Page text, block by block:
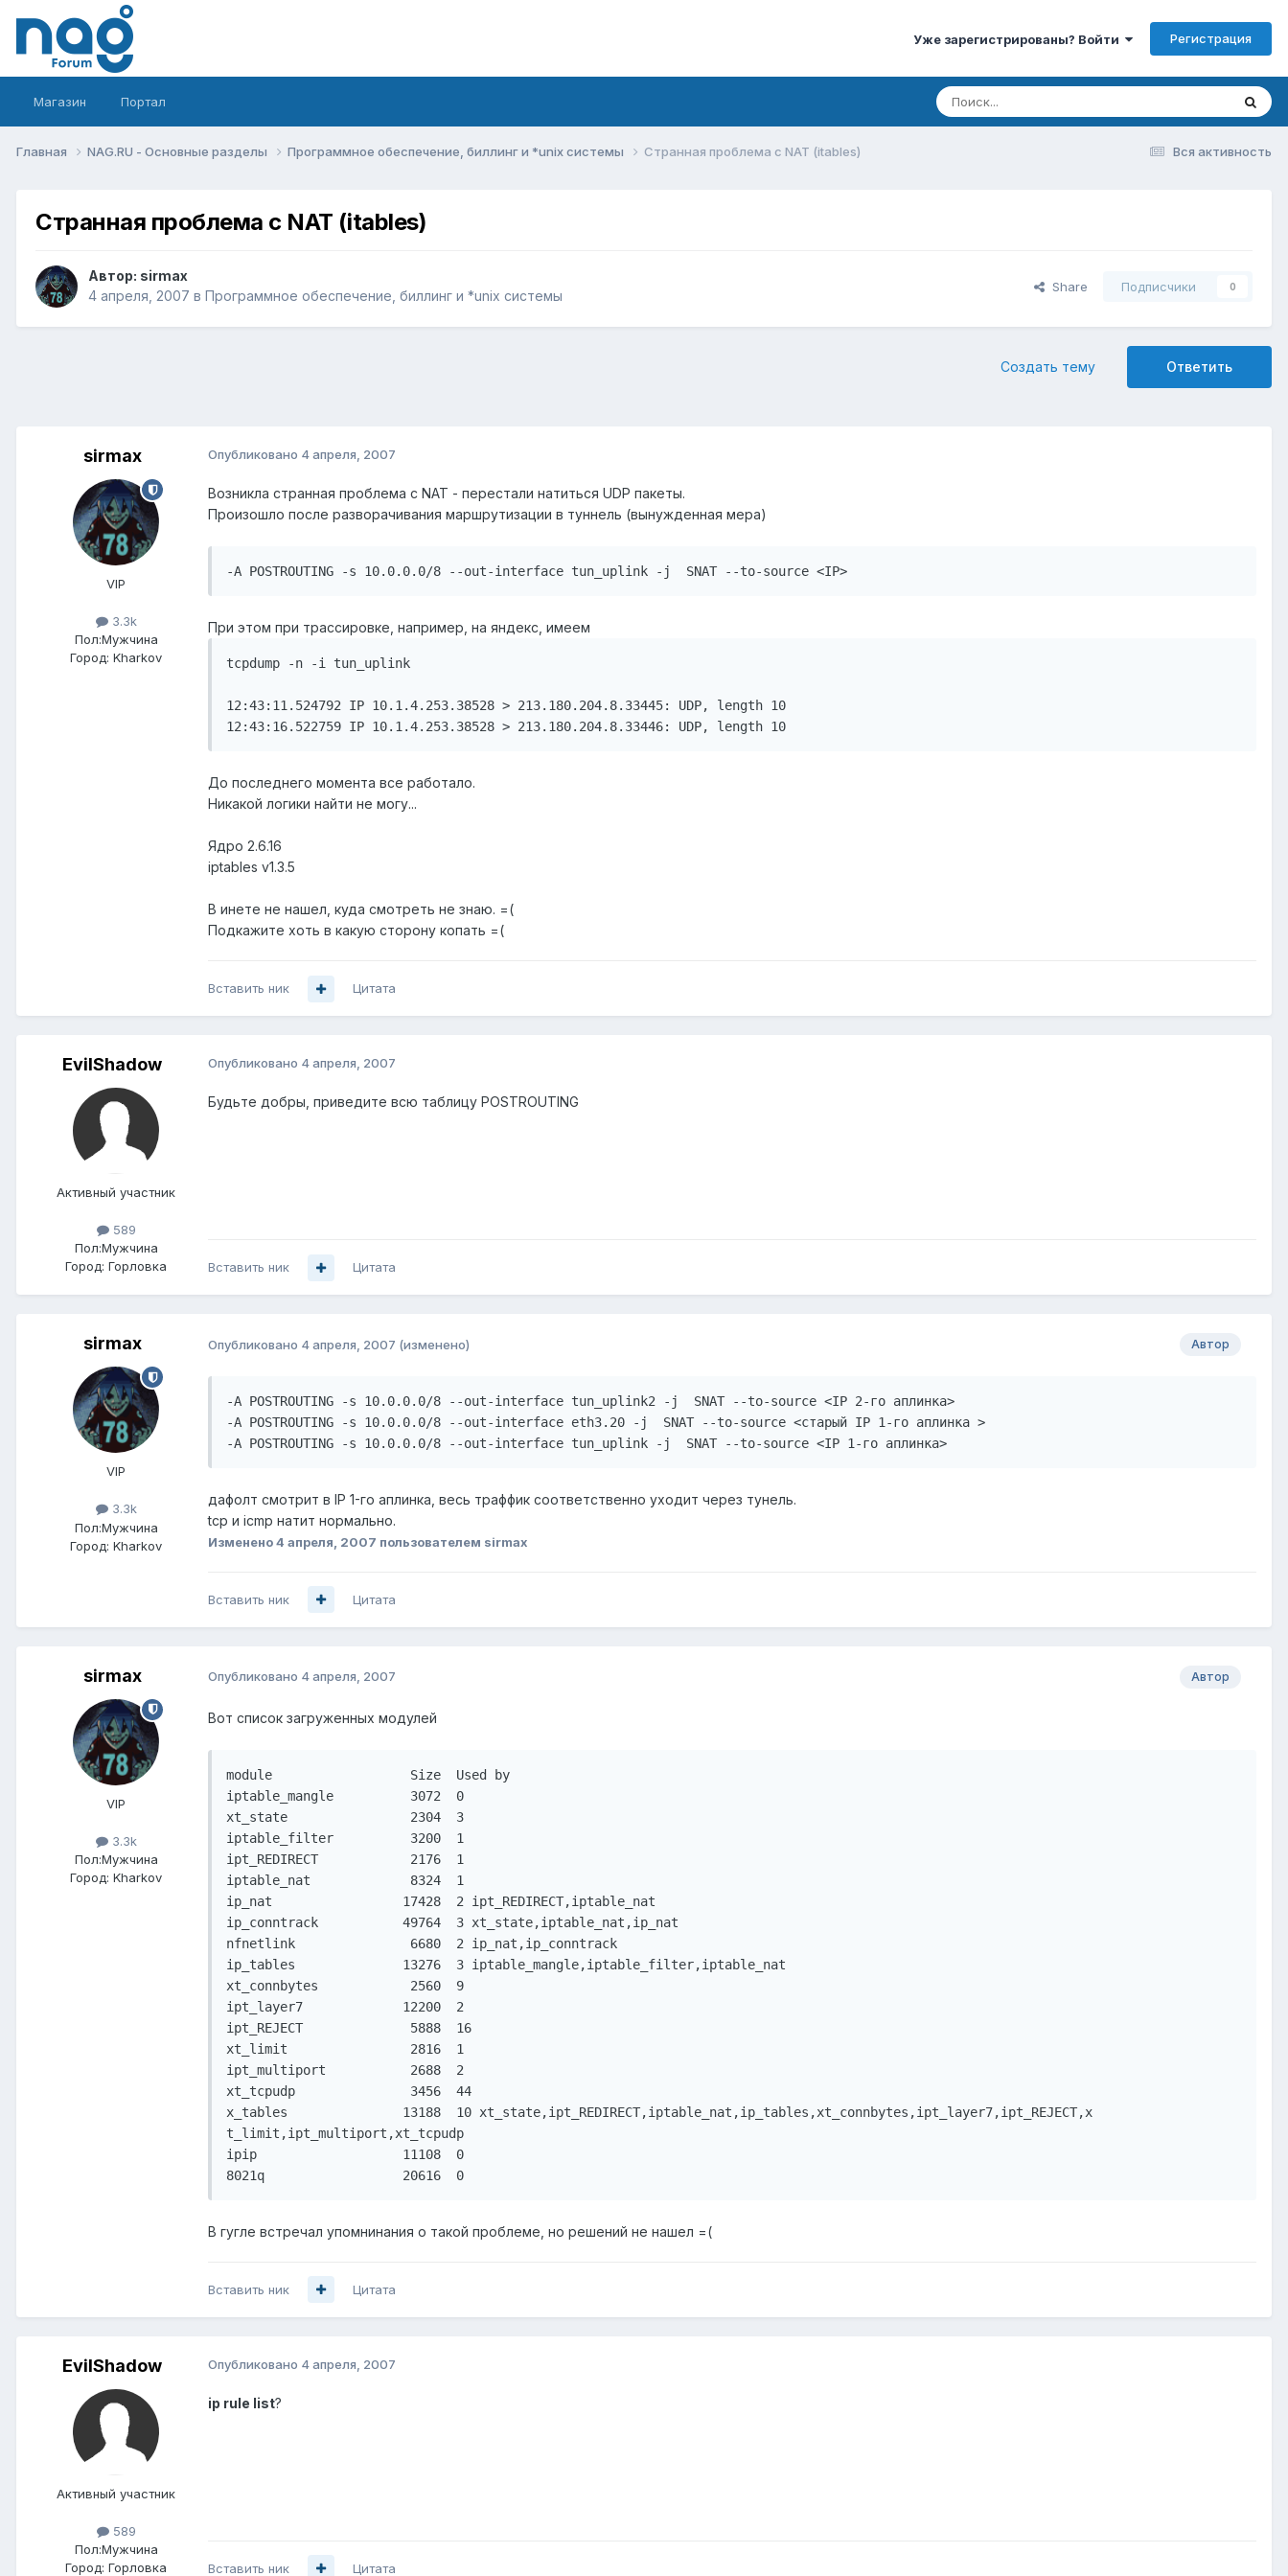
Уже зарегистрированы? Войти Регистрация
Магазин Портал
Вся активность
Главная NAG.RU - Основные разделы Программное обеспечение, биллинг и *unix системы Странная проблема с NAT (itables)
Странная проблема с NAT (itables)
Автор: sirmax
4 апреля, 2007 в Программное обеспечение, биллинг и *unix системы
Share Подписчики 0
Ответить
Создать тему
sirmax
VIP
3.3k
Пол:Мужчина
Город: Kharkov
Опубликовано 4 апреля, 2007
Возникла странная проблема с NAT - перестали натиться UDP пакеты.
Произошло после разворачивания маршрутизации в туннель (вынужденная мера)
-A POSTROUTING -s 10.0.0.0/8 --out-interface tun_uplink -j  SNAT --to-source <IP>
При этом при трассировке, например, на яндекс, имеем
tcpdump -n -i tun_uplink
12:43:11.524792 IP 10.1.4.253.38528 > 213.180.204.8.33445: UDP, length 10
12:43:16.522759 IP 10.1.4.253.38528 > 213.180.204.8.33446: UDP, length 10
До последнего момента все работало.
Никакой логики найти не могу...
Ядро 2.6.16
iptables v1.3.5
В инете не нашел, куда смотреть не знаю. =(
Подкажите хоть в какую сторону копать =(
Вставить ник Цитата
EvilShadow
Активный участник
589
Пол:Мужчина
Город: Горловка
Опубликовано 4 апреля, 2007
Будьте добры, приведите всю таблицу POSTROUTING
Вставить ник Цитата
sirmax
VIP
3.3k
Пол:Мужчина
Город: Kharkov
Автор
Опубликовано 4 апреля, 2007 (изменено)
-A POSTROUTING -s 10.0.0.0/8 --out-interface tun_uplink2 -j  SNAT --to-source <IP 2-го аплинка>
-A POSTROUTING -s 10.0.0.0/8 --out-interface eth3.20 -j  SNAT --to-source <старый IP 1-го аплинка >
-A POSTROUTING -s 10.0.0.0/8 --out-interface tun_uplink -j  SNAT --to-source <IP 1-го аплинка>
дафолт смотрит в IP 1-го аплинка, весь траффик соответственно уходит через тунель.
tcp и icmp натит нормально.
Изменено4 апреля, 2007 пользователем sirmax
Вставить ник Цитата
sirmax
VIP
3.3k
Пол:Мужчина
Город: Kharkov
Автор
Опубликовано 4 апреля, 2007
Вот список загруженных модулей
module                  Size  Used by
iptable_mangle          3072  0
xt_state                2304  3
iptable_filter          3200  1
ipt_REDIRECT            2176  1
iptable_nat             8324  1
ip_nat                 17428  2 ipt_REDIRECT,iptable_nat
ip_conntrack           49764  3 xt_state,iptable_nat,ip_nat
nfnetlink               6680  2 ip_nat,ip_conntrack
ip_tables              13276  3 iptable_mangle,iptable_filter,iptable_nat
xt_connbytes            2560  9
ipt_layer7             12200  2
ipt_REJECT              5888  16
xt_limit                2816  1
ipt_multiport           2688  2
xt_tcpudp               3456  44
x_tables               13188  10 xt_state,ipt_REDIRECT,iptable_nat,ip_tables,xt_connbytes,ipt_layer7,ipt_REJECT,x
t_limit,ipt_multiport,xt_tcpudp
ipip                   11108  0
8021q                  20616  0
В гугле встречал упомнинания о такой проблеме, но решений не нашел =(
Вставить ник Цитата
EvilShadow
Активный участник
589
Пол:Мужчина
Город: Горловка
Опубликовано 4 апреля, 2007
ip rule list?
Вставить ник Цитата